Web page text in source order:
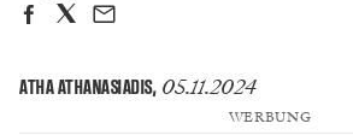
ATHA ATHANASIADIS, 05.11.2024
WERBUNG